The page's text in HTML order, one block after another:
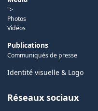
">
Photos
Vidéos
Publications
Communiqués de presse
Identité visuelle & Logo
Réseaux sociaux